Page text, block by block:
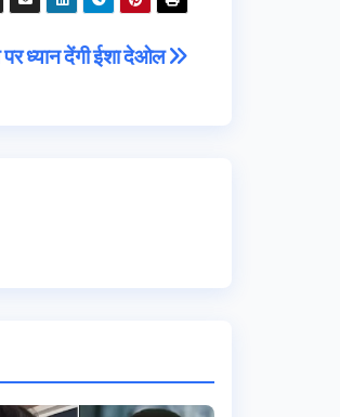
ध्यान देंगी ईशा देओल